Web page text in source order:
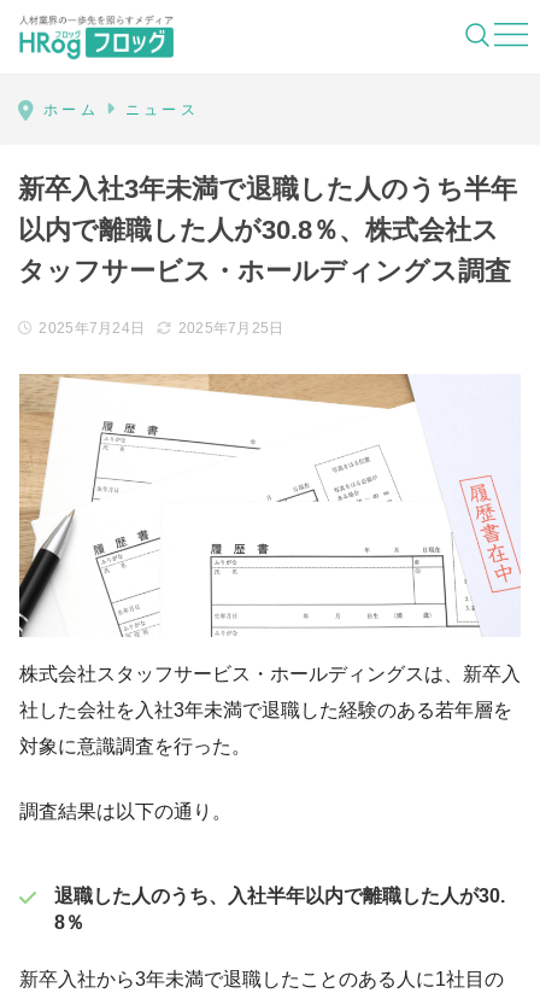
HRog | 人材業界の一歩先を照らすメディ
ホーム ニュース
新卒入社3年未満で退職した人のうち半年
以内で離職した人が30.8％、株式会社ス
タッフサービス・ホールディングス調査
2025年7月24日 2025年7月25日
株式会社スタッフサービス・ホールディングスは、新卒入
社した会社を入社3年未満で退職した経験のある若年層を
対象に意識調査を行った。
調査結果は以下の通り。
退職した人のうち、入社半年以内で離職した人が30.
8％
新卒入社から3年未満で退職したことのある人に1社目の